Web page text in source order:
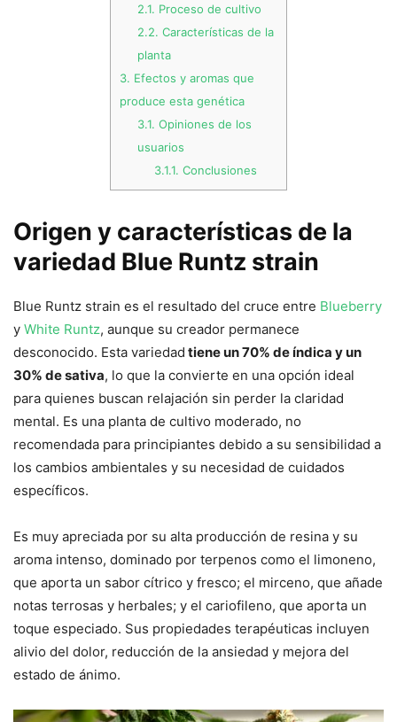
2.1. Proceso de cultivo
2.2. Características de la
planta
3. Efectos y aromas que
produce esta genética
3.1. Opiniones de los
usuarios
3.1.1. Conclusiones
Origen y características de la
variedad Blue Runtz strain
Blue Runtz strain es el resultado del cruce entre Blueberry
y White Runtz, aunque su creador permanece
desconocido. Esta variedad tiene un 70% de índica y un
30% de sativa, lo que la convierte en una opción ideal
para quienes buscan relajación sin perder la claridad
mental. Es una planta de cultivo moderado, no
recomendada para principiantes debido a su sensibilidad a
los cambios ambientales y su necesidad de cuidados
específicos.
Es muy apreciada por su alta producción de resina y su
aroma intenso, dominado por terpenos como el limoneno,
que aporta un sabor cítrico y fresco; el mirceno, que añade
notas terrosas y herbales; y el cariofileno, que aporta un
toque especiado. Sus propiedades terapéuticas incluyen
alivio del dolor, reducción de la ansiedad y mejora del
estado de ánimo.